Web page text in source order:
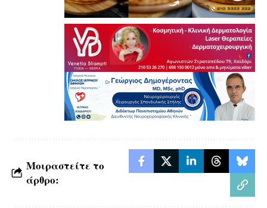
Μοιραστείτε το
άρθρο: